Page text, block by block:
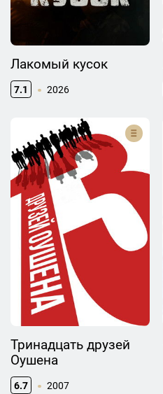
Лакомый кусок
7.1 2026
Тринадцать друзей
Оушена
6.7 2007